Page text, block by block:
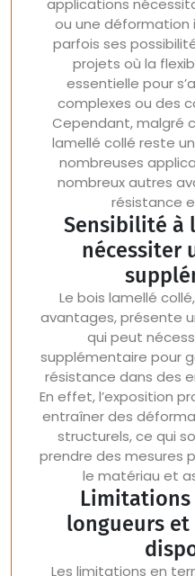
applications
ou une
parfois ses
projets où la
essentielle pour
complexes ou des
Cependant, malgré
lamellé collé reste
nombreuses
nombreux autres
résistance
Sensibilité à
nécessiter
Le bois lamellé
avantages, présente
qui peut
supplémentaire pour
résistance dans des
En effet, l’exposition
entraîner des
structurels, ce qui
prendre des mesures
le matériau et
Limitations
longueurs
Les limitations en